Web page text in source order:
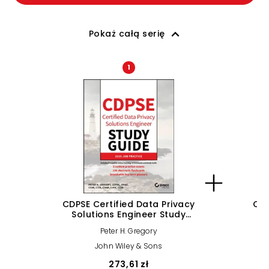
Pokaż całą serię
1
CDPSE Certified Data Privacy
Solutions Engineer Study
Peter H. Gregory
John Wiley & Sons
273,61 zł